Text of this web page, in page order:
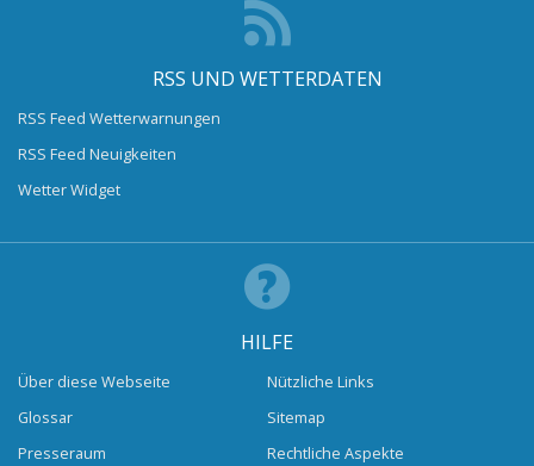
RSS UND WETTERDATEN
RSS Feed Wetterwarnungen
RSS Feed Neuigkeiten
Wetter Widget
HILFE
Über diese Webseite
Glossar
Presseraum
Nützliche Links
Sitemap
Rechtliche Aspekte